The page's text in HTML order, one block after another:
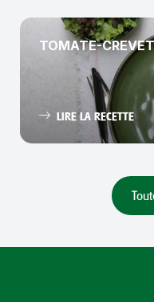
TOMATE-
LIRE LA RECETTE